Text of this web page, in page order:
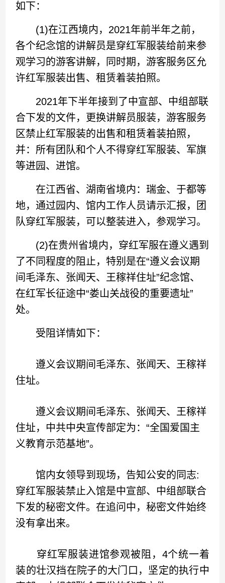
如下：
(1)在江西境内，2021年前半年之前，
各个纪念馆的讲解员是穿红军服装给前来参
观学习的游客讲解，同时期，游客服务区允
许红军服装出售、租赁着装拍照。
2021年下半年接到了中宣部、中组部联
合下发的文件，更换讲解员服装，游客服务
区禁止红军服装的出售和租赁着装拍照，
并：所有团队和个人不得穿红军服装、军旗
等进园、进馆。
在江西省、湖南省境内：瑞金、于都等
地，通过园内、馆内工作人员请示汇报，团
队穿红军服装，可以整装进入，参观学习。
(2)在贵州省境内，穿红军服在遵义遇到
了不同程度的阻止，特别是在“遵义会议期
间毛泽东、张闻天、王稼祥住址”纪念馆、
在红军长征途中“娄山关战役的重要遗址”
处。
受阻详情如下：
遵义会议期间毛泽东、张闻天、王稼祥
住址。
遵义会议期间毛泽东、张闻天、王稼祥
住址，中共中央宣传部定为：“全国爱国主
义教育示范基地”。
馆内女领导到现场，告知公安的同志:
穿红军服装禁止入馆是中宣部、中组部联合
下发的秘密文件。在追问中，秘密文件始终
没有拿出来。
穿红军服装进馆参观被阻，4个统一着
装的壮汉挡在院子的大门口，坚定的执行中